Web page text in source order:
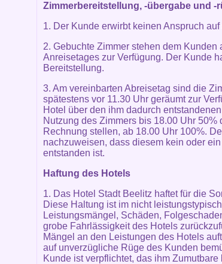
Zimmerbereitstellung, -übergabe und -
1. Der Kunde erwirbt keinen Anspruch
2. Gebuchte Zimmer stehen dem Kunden
Anreisetages zur Verfügung. Der Kunde
Bereitstellung.
3. Am vereinbarten Abreisetag sind die
spätestens vor 11.30 Uhr geräumt zur
Hotel über den ihm dadurch
Nutzung des Zimmers bis 18.00 Uhr
Rechnung stellen, ab 18.00 Uhr 100%.
nachzuweisen, dass diesem kein oder
entstanden ist.
Haftung des Hotels
1. Das Hotel Stadt Beelitz haftet für die
Diese Haltung ist im nicht
Leistungsmängel, Schäden,
grobe Fahrlässigkeit des Hotels
Mängel an den Leistungen des Hotels
auf unverzügliche Rüge des Kunden
Kunde ist verpflichtet, das ihm